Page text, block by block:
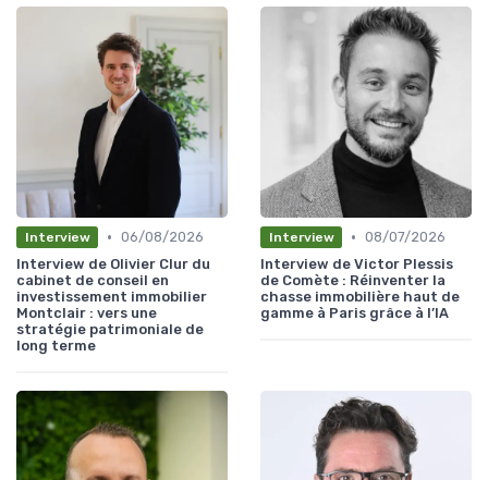
Interview • 06/08/2026
Interview de Olivier Clur du
cabinet de conseil en
investissement immobilier
Montclair : vers une
stratégie patrimoniale de
long terme
Interview • 08/07/2026
Interview de Victor Plessis
de Comète : Réinventer la
chasse immobilière haut de
gamme à Paris grâce à l’IA